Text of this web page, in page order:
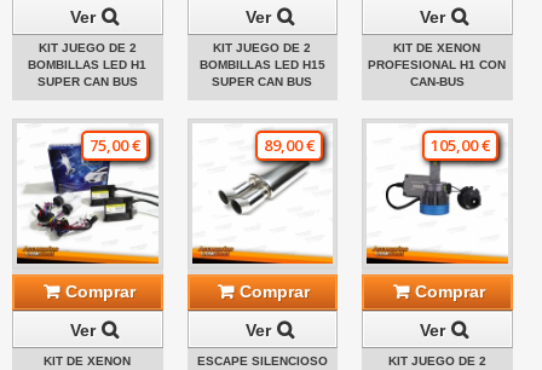
Ver
KIT JUEGO DE 2
BOMBILLAS LED H1
SUPER CAN BUS
Ver
KIT JUEGO DE 2
BOMBILLAS LED H15
SUPER CAN BUS
Ver
KIT DE XENON
PROFESIONAL H1 CON
CAN-BUS
75,00 €
Comprar
Ver
KIT DE XENON
89,00 €
Comprar
Ver
ESCAPE SILENCIOSO
105,00 €
Comprar
Ver
KIT JUEGO DE 2